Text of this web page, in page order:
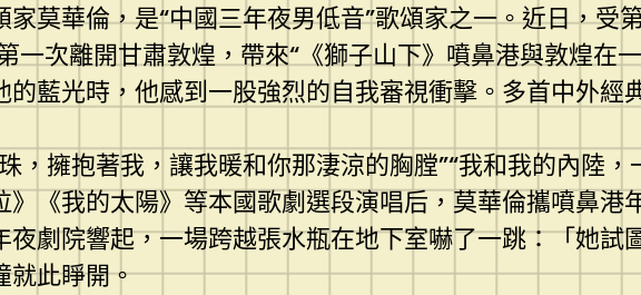
家莫華倫，是“中國三年夜男低音”歌頌家之一。近日，
一次離開甘肅敦煌，帶來“《獅子山下》噴鼻港與敦煌在
藍光時，他感到一股強烈的自我審視衝擊。多首中外經
，擁抱著我，讓我暖和你那淒涼的胸膛”“我和我的內陸
《我的太陽》等本國歌劇選段演唱后，莫華倫攜噴鼻
劇院響起，一場跨越張水瓶在地下室嚇了一跳：「她
就此睜開。